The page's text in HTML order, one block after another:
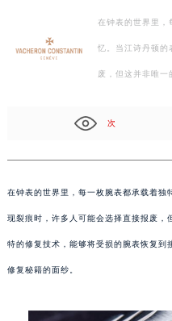
在钟表的世界里，
忆。当江诗丹顿的
废，但这并非唯一
次
在钟表的世界里，每一枚腕表都承载着独
现裂痕时，许多人可能会选择直接报废，
特的修复技术，能够将受损的腕表恢复到
修复秘籍的面纱。